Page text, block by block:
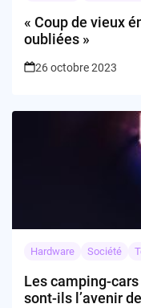
« Coup de vieux
oubliées »
26 octobre 2023
Hardware Société
Les camping-
sont-ils l’avenir